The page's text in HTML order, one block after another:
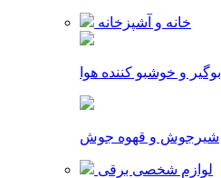
خانه و آشپزخانه
بوگیر و خوشبو کننده هوا
شیرجوش و قهوه جوش
لوازم شخصی برقی